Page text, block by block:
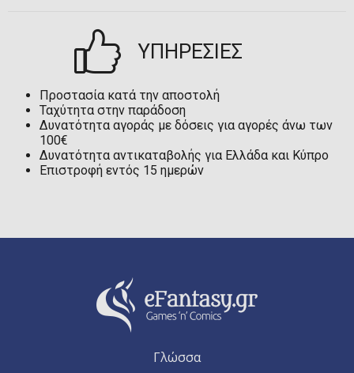
ΥΠΗΡΕΣΙΕΣ
Προστασία κατά την αποστολή
Ταχύτητα στην παράδοση
Δυνατότητα αγοράς με δόσεις για αγορές άνω των
100€
Δυνατότητα αντικαταβολής για Ελλάδα και Κύπρο
Επιστροφή εντός 15 ημερών
Γλώσσα